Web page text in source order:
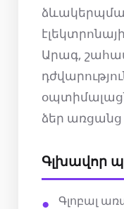
Արագ,
ձեր առցանց
Գլխավոր
Գլոբալ